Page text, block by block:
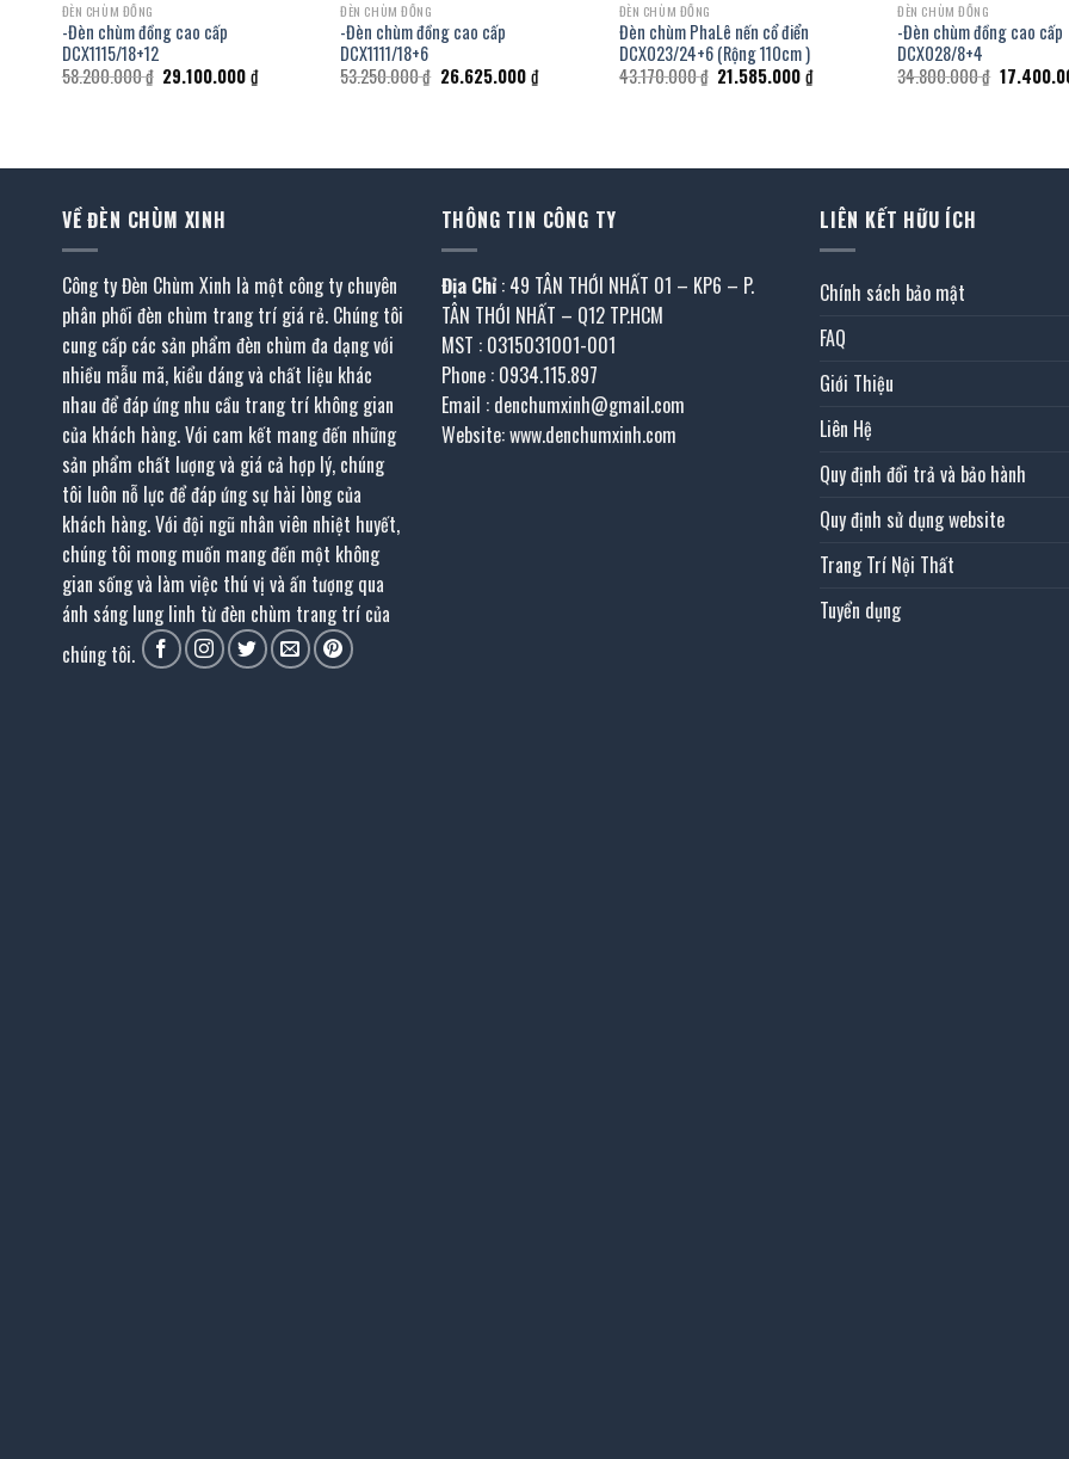
ĐÈN CHÙM ĐỒNG
-Đèn chùm đồng cao cấp
DCX1115/18+12
58.200.000₫ Giá
gốc
29.100.000₫Giá
ĐÈN CHÙM ĐỒNG
-Đèn chùm đồng cao cấp
DCX1111/18+6
53.250.000₫ Giá
gốc
26.625.000₫Giá
hiện
ĐÈN CHÙM ĐỒNG
Đèn chùm PhaLê nến cổ điển
DCX023/24+6 (Rộng 110cm )
43.170.000₫ Giá
gốc
21.585.000₫Giá
ĐÈN CHÙM ĐỒNG
-Đèn chùm đồng cao cấp
DCX028/8+4
34.800.000₫ Giá
gốc
VỀ ĐÈN CHÙM XINH
Công ty Đèn Chùm Xinh là một công ty chuyên
phân phối đèn chùm trang trí giá rẻ. Chúng tôi
cung cấp các sản phẩm đèn chùm đa dạng với
nhiều mẫu mã, kiểu dáng và chất liệu khác
nhau để đáp ứng nhu cầu trang trí không gian
của khách hàng. Với cam kết mang đến những
sản phẩm chất lượng và giá cả hợp lý, chúng
tôi luôn nỗ lực để đáp ứng sự hài lòng của
khách hàng. Với đội ngũ nhân viên nhiệt huyết,
chúng tôi mong muốn mang đến một không
gian sống và làm việc thú vị và ấn tượng qua
ánh sáng lung linh từ đèn chùm trang trí của
chúng tôi.
THÔNG TIN CÔNG TY
Địa Chỉ : 49 TÂN THỚI NHẤT 01 – KP6 – P.
TÂN THỚI NHẤT – Q12 TP.HCM
MST : 0315031001-001
Phone : 0934.115.897
Email : denchumxinh@gmail.com
Website: www.denchumxinh.com
LIÊN KẾT HỮU ÍCH
Chính sách bảo mật
FAQ
Giới Thiệu
Liên Hệ
Quy định đổi trả và bảo hành
Quy định sử dụng website
Trang Trí Nội Thất
Tuyển dụng